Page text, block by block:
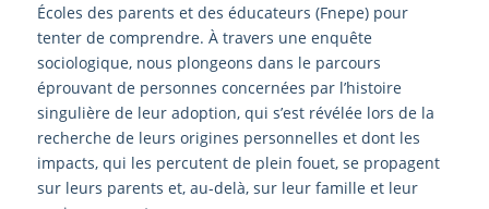
Écoles des parents et des éducateurs (Fnepe) pour
tenter de comprendre. À travers une enquête
sociologique, nous plongeons dans le parcours
éprouvant de personnes concernées par l’histoire
singulière de leur adoption, qui s’est révélée lors de la
recherche de leurs origines personnelles et dont les
impacts, qui les percutent de plein fouet, se propagent
sur leurs parents et, au-delà, sur leur famille et leur